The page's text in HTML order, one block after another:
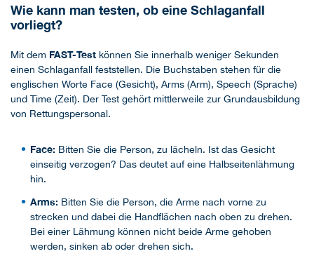
Wie kann man testen, ob eine Schlaganfall
vorliegt?
Mit dem FAST-Test können Sie innerhalb weniger Sekunden
einen Schlaganfall feststellen. Die Buchstaben stehen für die
englischen Worte Face (Gesicht), Arms (Arm), Speech (Sprache)
und Time (Zeit). Der Test gehört mittlerweile zur Grundausbildung
von Rettungspersonal.
Face: Bitten Sie die Person, zu lächeln. Ist das Gesicht
einseitig verzogen? Das deutet auf eine Halbseitenlähmung
hin.
Arms: Bitten Sie die Person, die Arme nach vorne zu
strecken und dabei die Handflächen nach oben zu drehen.
Bei einer Lähmung können nicht beide Arme gehoben
werden, sinken ab oder drehen sich.